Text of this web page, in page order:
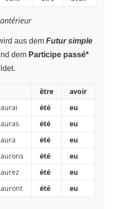
aus dem Futur simple
dem Participe passé*
être
avoir
aurai été
eu
auras été
eu
aura été
eu
aurons été
eu
aurez été
eu
auront été eu